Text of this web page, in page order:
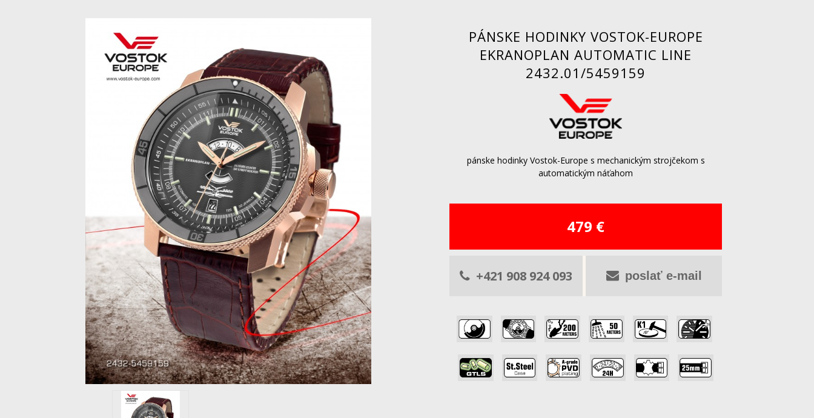
PÁNSKE HODINKY VOSTOK-EUROPE
EKRANOPLAN AUTOMATIC LINE
2432.01/5459159
pánske hodinky Vostok-Europe s mechanickým strojčekom s
automatickým náťahom
479 €
+421 908 924 093 poslať e-mail